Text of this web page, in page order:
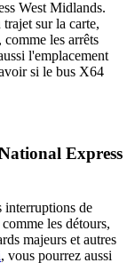
West Midlands.
sur la carte,
comme les arrêts
l'emplacement
si le bus X64
Express
interruptions de
les détours,
majeurs et autres
, vous pourrez aussi